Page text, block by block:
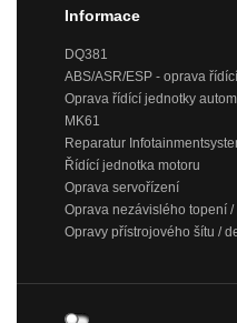
Informace
DQ381
ABS/ASR/ESP - oprava
Oprava řídící jednotky
MK61
Reparatur
Řídící jednotka motoru
Oprava servořízení
Oprava nezávislého topení /
Opravy přístrojového šítu /